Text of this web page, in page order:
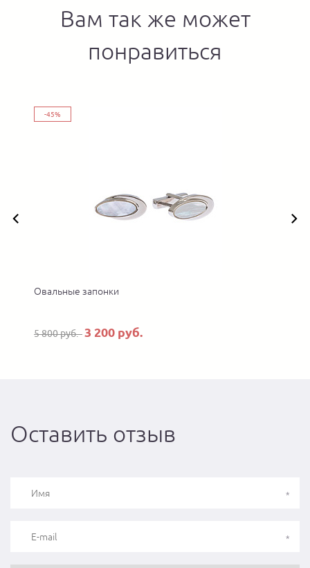
Вам так же может
понравиться
-45%
Овальные запонки
5 800 руб.3 200 руб.
Оставить отзыв